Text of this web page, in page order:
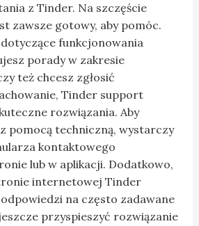
z Tinder. Na szczęście
zawsze gotowy, aby pomóc.
funkcjonowania
porady w zakresie
też chcesz zgłosić
Tinder support
rozwiązania. Aby
pomocą techniczną, wystarczy
kontaktowego
lub w aplikacji. Dodatkowo,
internetowej Tinder
na często zadawane
przyspieszyć rozwiązanie